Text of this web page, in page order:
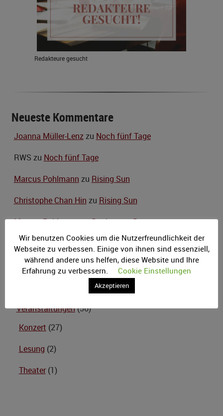
Redakteure gesucht
Neueste Kommentare
Joanna Müller-Lenzzu Noch fünf Tage
RWS zu Noch fünf Tage
Marcus Pohlmann zu Rising Sun
Christophe Chan Hin zu Rising Sun
Marcus PohlmannzuDeckscape Dungeon
Kategorien
Veranstaltungen(56)
Konzert (27)
Lesung (2)
Theater(1)
Wir benutzen Cookies um die Nutzerfreundlichkeit der
Webseite zu verbessen. Einige von ihnen sind essenziell,
während andere uns helfen, diese Website und Ihre
Erfahrung zu verbessern.
Cookie Einstellungen
Akzeptieren